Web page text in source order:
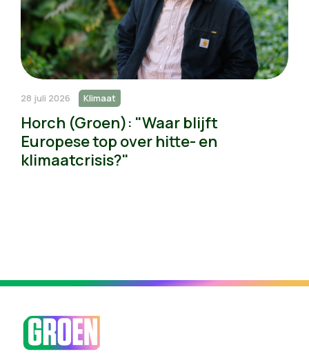
28 juli 2026 Klimaat
Horch (Groen): "Waar blijft
Europese top over hitte- en
klimaatcrisis?"